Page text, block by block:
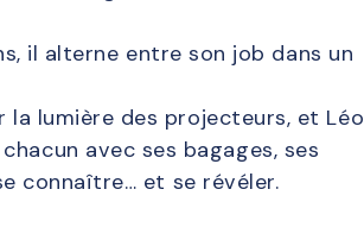
il alterne entre son job dans un
la lumière des projecteurs, et Léo
avec ses bagages, ses
connaître… et se révéler.